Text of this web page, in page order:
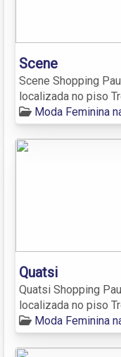
Scene
Scene Shopping
localizada no piso
Moda Feminina
Quatsi
Quatsi Shopping
localizada no piso
Moda Feminina